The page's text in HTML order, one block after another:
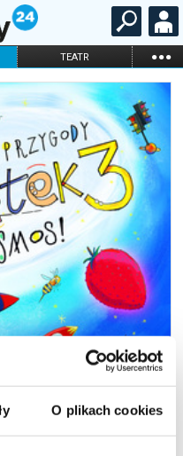
O plikach cookies
TEATR ...
STAND-UP
KARNETY